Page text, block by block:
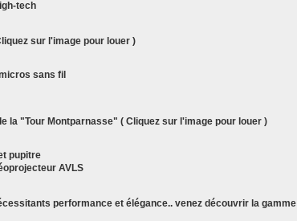
sur l'image pour louer )
la "Tour Montparnasse" ( Cliquez sur l'image pour louer )
performance et élégance.. venez découvrir la gamme